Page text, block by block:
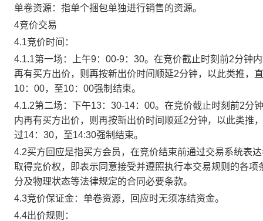
单卷资源：指单个捆包单独进行销售的资源。
4竞价交易
4.1竞价时间：
4.1.1第一场：上午9：00-9：30。在竞价截止时刻前2分钟
再有买方出价，则再按新出价时间顺延2分钟，以此类推，
10：00，至10：00强制结束。
4.1.2第二场：下午13：30-14：00。在竞价截止时刻前2分
内再有买方出价，则再按新出价时间顺延2分钟，以此类推
过14：30，至14:30强制结束。
4.2买方回应是指买方会员，在竞价结束前通过交易系统表
取得竞价权，即表示同意接受并遵照执行本交易规则的各
分及物理状态等法律规定的合同必要条款。
4.3竞价保证金：单卷资源，回应时无须冻结资金。
4.4出价规则：